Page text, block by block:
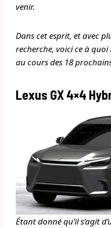
venir.
Dans cet esprit, et avec
recherche, voici ce à quoi
au cours des 18
Lexus GX 4×4
Étant donné qu’il s’agit